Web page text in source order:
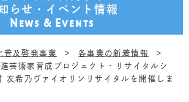
らせ・イベント情報
News & Events
普及啓発事業
各事業の新着情報
芸術家育成プロジェクト・リサイタルシ
希乃ヴァイオリンリサイタルを開催しま